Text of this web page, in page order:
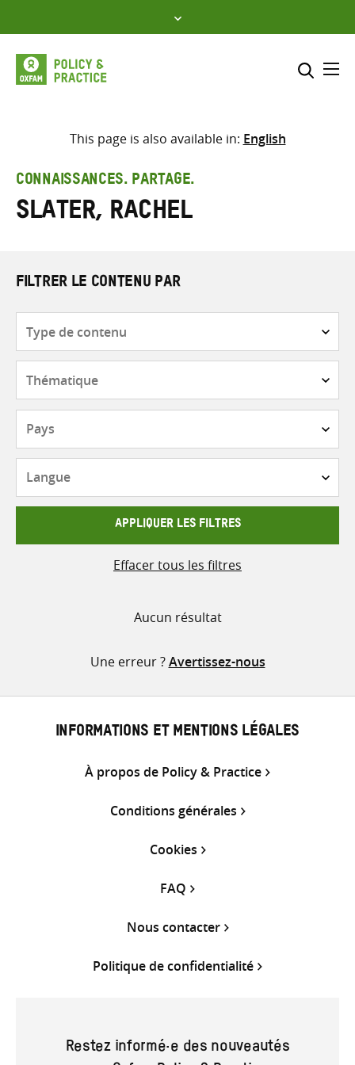
to
content
Sélectionner l’emplacement
Saisir
les
termes
This page is also available in: English
CONNAISSANCES. PARTAGE.
Slater, Rachel
FILTRER LE CONTENU PAR
contenu
APPLIQUER LES FILTRES
Effacer tous les filtres
Aucun résultat
Une erreur ?Avertissez-nous
INFORMATIONS ET MENTIONS LÉGALES
À propos de Policy & Practice
Conditions générales
Cookies
FAQ
Nous contacter
Politique de confidentialité
Restez informé·e des nouveautés